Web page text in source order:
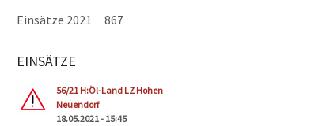
Einsätze 2021 867
EINSÄTZE
56/21 H:Öl-Land LZ Hohen
Neuendorf
18.05.2021 - 15:45
Seiten